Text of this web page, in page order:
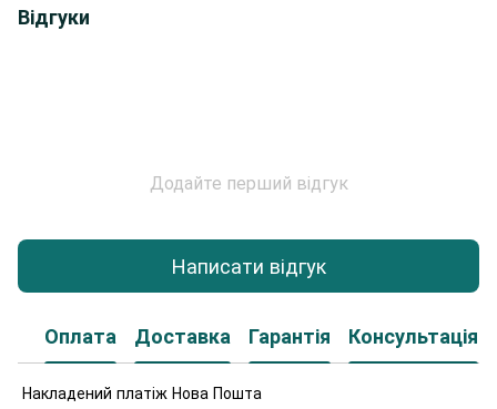
Відгуки
Додайте перший відгук
Написати відгук
Оплата Доставка Гарантія Консультація
Накладений платіж Нова Пошта